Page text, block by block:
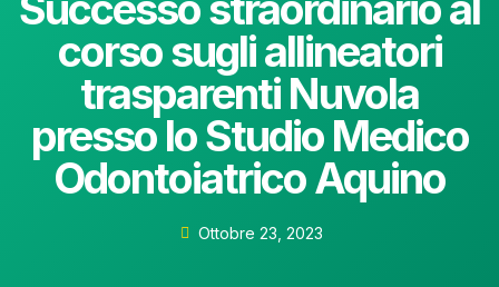
corso sugli allineatori
trasparenti Nuvola
presso lo Studio Medico
Odontoiatrico Aquino
Ottobre 23, 2023